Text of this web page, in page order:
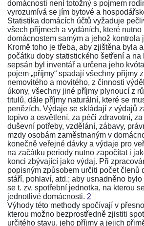
domácnosti není totožný s pojmem
vyrozumívá se jím bytové a
Statistika domácích účtů vyžaduje
všech příjmech a vydáních, které nutno
domácnostem samým a jehož kontrola
Kromě toho je třeba, aby zjištěna byla
počátku doby statistického šetření a na
sepsán byl inventář a určena jeho
pojem „příjmy“ spadají všechny příjmy
nemovitého a movitého, z činnosti
úkony, všechny jiné příjmy plynoucí z
titulů, dále příjmy naturální, které se
penězích. Výdaje se skládají z výdajů
topivo a osvětlení, za péči zdravotní,
duševní potřeby, vzdělání, zábavy,
mzdy osobám zaměstnaným v
konečně veřejné dávky a výdaje pro
na začátku periody nutno započítat i
konci zbývající jako výdaj. Při
popisným způsobem určiti počet členů
stáří, pohlaví, atd.; aby usnadněno
se t. zv. spotřební jednotka, na kterou
jednotlivé domácnosti. 2
Výhody této methody spočívají v
kterou možno bezprostředně zjistiti
určitého stavu, jeho příjmy a jejich